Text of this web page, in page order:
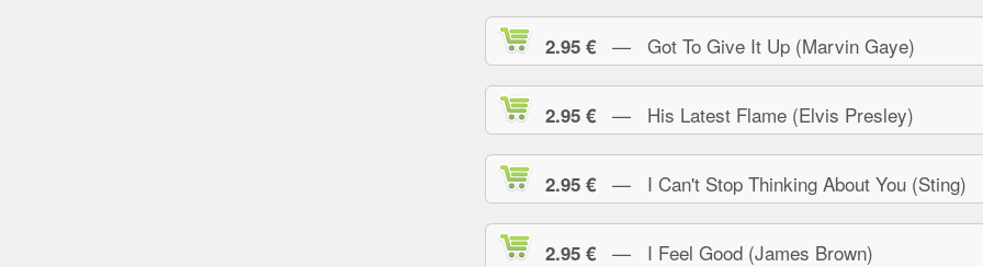
2.95 € — Got To Give It Up (Marvin Gaye)
2.95 € — His Latest Flame (Elvis Presley)
2.95 € — I Can't Stop Thinking About You (Sting)
2.95 € — I Feel Good (James Brown)